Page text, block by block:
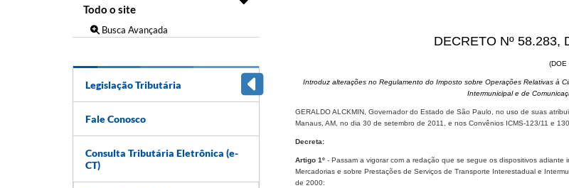
Busca Avançada
Legislação Tributária
Fale Conosco
Consulta Tributária Eletrônica (e-
CT)
DECRETO Nº 58.283,
(DOE
Introduz alterações no Regulamento do Imposto sobre Operações Relativas à
Intermunicipal e de
GERALDO ALCKMIN, Governador do Estado de São Paulo, no uso de suas
Manaus, AM, no dia 30 de setembro de 2011, e nos Convênios ICMS-123/11 e
Decreta:
Artigo 1º - Passam a vigorar com a redação que se segue os dispositivos
Mercadorias e sobre Prestações de Serviços de Transporte Interestadual e
de 2000: